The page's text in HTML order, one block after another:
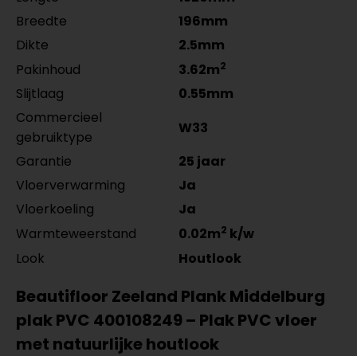
Breedte
196mm
Dikte
2.5mm
Pakinhoud
3.62m2
Slijtlaag
0.55mm
Commercieel
gebruiktype
W33
Garantie
25 jaar
Vloerverwarming
Ja
Vloerkoeling
Ja
Warmteweerstand
0.02m2 k/w
Look
Houtlook
Beautifloor Zeeland Plank Middelburg
plak PVC 400108249 – Plak PVC vloer
met natuurlijke houtlook